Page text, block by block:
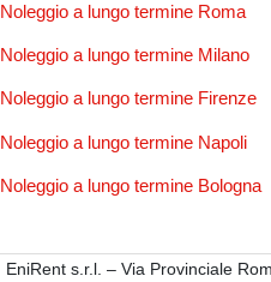
Noleggio a lungo termine Roma
Noleggio a lungo termine Milano
Noleggio a lungo termine Firenze
Noleggio a lungo termine Napoli
Noleggio a lungo termine Bologna
EniRent s.r.l. – Via Provinciale